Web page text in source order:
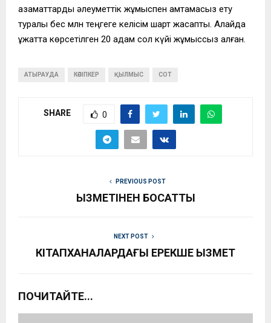
азаматтарды әлеуметтік жұмыспен қамтамасыз ету
туралы бес млн теңгеге келісім шарт жасапты. Алайда
құжатта көрсетілген 20 адам сол күйі жұмыссыз қалған.
АТЫРАУДА КӘСІПКЕР ҚЫЛМЫС СОТ
SHARE 0
PREVIOUS POST
ҚЫЗМЕТІНЕН БОСАТТЫ
NEXT POST
КІТАПХАНАЛАРДАҒЫ ЕРЕКШЕ ҚЫЗМЕТ
ПОЧИТАЙТЕ...